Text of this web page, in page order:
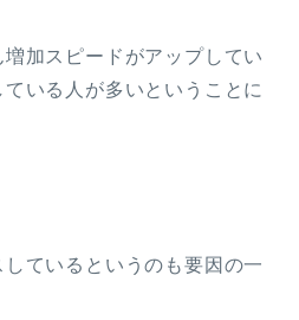
加スピードがアップしてい
いる人が多いということに
ているというのも要因の一